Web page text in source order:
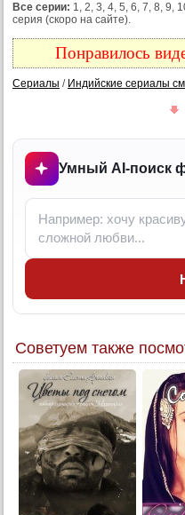
7 серия
8 серия
Все серии: 1, 2, 3, 4, 5, 6, 7, 8, 9,
серия (скоро на сайте).
Понравилось
Сериалы / Индийские сериалы
Умный AI-поиск
Советуем также